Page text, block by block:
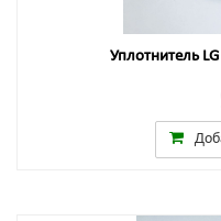
Уплотнитель